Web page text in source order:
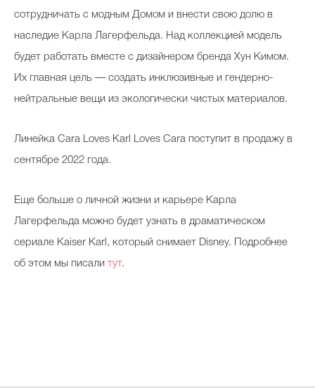
сотрудничать с модным Домом и внести свою долю в
наследие Карла Лагерфельда. Над коллекцией модель
будет работать вместе с дизайнером бренда Хун Кимом.
Их главная цель — создать инклюзивные и гендерно-
нейтральные вещи из экологически чистых материалов.
Линейка Cara Loves Karl Loves Cara поступит в продажу в
сентябре 2022 года.
Еще больше о личной жизни и карьере Карла
Лагерфельда можно будет узнать в драматическом
сериале Kaiser Karl, который снимает Disney. Подробнее
об этом мы писали тут.